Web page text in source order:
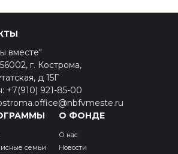
вместе"
г. Кострома,
д 15Г
+7(910) 921-85-00
семьи
О ФОНДЕ
О нас
Новости